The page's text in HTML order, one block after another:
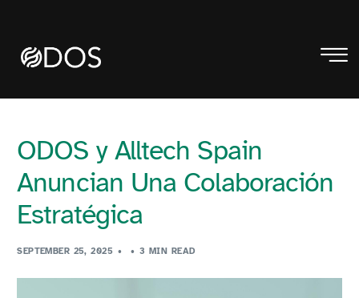
ODOS y Alltech Spain
Anuncian Una Colaboración
Estratégica
SEPTEMBER 25, 2025 3 MIN READ